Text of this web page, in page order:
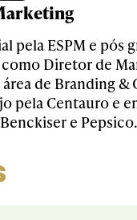
pela ESPM e pós
Diretor de
de Branding &
pela Centauro e
e Pepsico.